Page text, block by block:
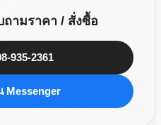
ามราคา / สั่งซื้อ
935-2361
Messenger